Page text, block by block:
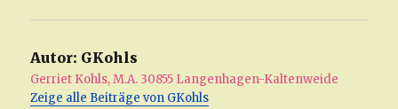
Autor: GKohls
Gerriet Kohls, M.A. 30855 Langenhagen-Kaltenweide
Zeige alle Beiträge von GKohls